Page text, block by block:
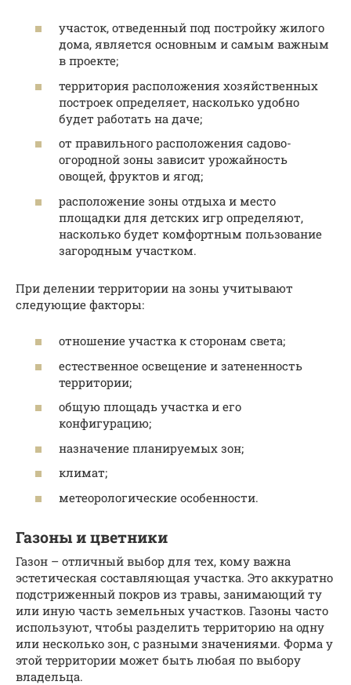
участок, отведенный под постройку жилого
дома, является основным и самым важным
в проекте;
территория расположения хозяйственных
построек определяет, насколько удобно
будет работать на даче;
от правильного расположения садово-
огородной зоны зависит урожайность
овощей, фруктов и ягод;
расположение зоны отдыха и место
площадки для детских игр определяют,
насколько будет комфортным пользование
загородным участком.
При делении территории на зоны учитывают
следующие факторы:
отношение участка к сторонам света;
естественное освещение и затененность
территории;
общую площадь участка и его
конфигурацию;
назначение планируемых зон;
климат;
метеорологические особенности.
Газоны и цветники
Газон – отличный выбор для тех, кому важна
эстетическая составляющая участка. Это аккуратно
подстриженный покров из травы, занимающий ту
или иную часть земельных участков. Газоны часто
используют, чтобы разделить территорию на одну
или несколько зон, с разными значениями. Форма у
этой территории может быть любая по выбору
владельца.